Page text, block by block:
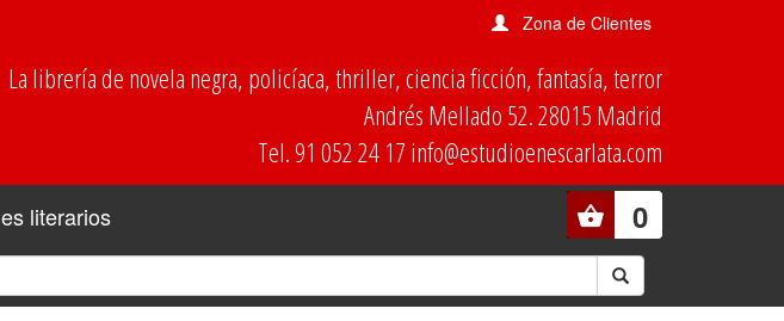
Zona de Clientes
La librería de novela negra, policíaca, thriller, ciencia ficción, fantasía, terror
Andrés Mellado 52. 28015 Madrid
Tel. 91 052 24 17 info@estudioenescarlata.com
0
literarios